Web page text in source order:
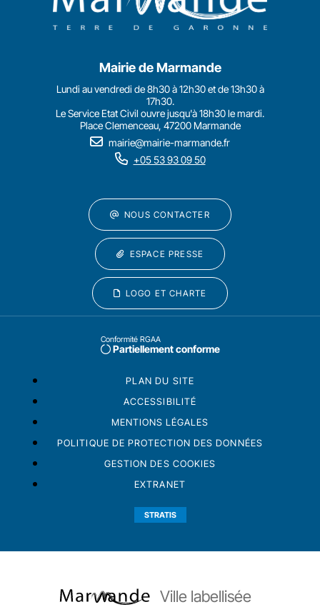
Mairie de Marmande
Lundi au vendredi de 8h30 à 12h30 et de 13h30 à
17h30.
Le Service Etat Civil ouvre jusqu'à 18h30 le mardi.
Place Clemenceau, 47200 Marmande
mairie@mairie-marmande.fr
+05 53 93 09 50
NOUS CONTACTER
ESPACE PRESSE
LOGO ET CHARTE
Conformité RGAA
Partiellement conforme
PLAN DU SITE
ACCESSIBILITÉ
MENTIONS LÉGALES
POLITIQUE DE PROTECTION DES DONNÉES
GESTION DES COOKIES
EXTRANET
STRATIS
Ville labellisée